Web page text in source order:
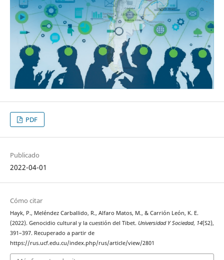
PDF
Publicado
2022-04-01
Cómo citar
Hayk, P., Meléndez Carballido, R., Alfaro Matos, M., & Carrión León, K. E.
(2022). Genocidio cultural y la cuestión del Tibet. Universidad Y Sociedad, 14(S2),
391–397. Recuperado a partir de
https://rus.ucf.edu.cu/index.php/rus/article/view/2801